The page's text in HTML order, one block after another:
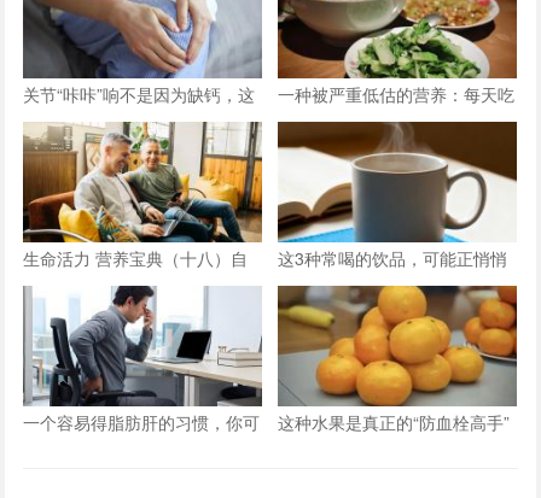
关节“咔咔”响不是因为缺钙，这
三种情况才是主因
一种被严重低估的营养：每天吃
点它，或能抵消熬夜伤害！
生命活力 营养宝典（十八）自
信应对男性更年期
这3种常喝的饮品，可能正悄悄
减少你的骨量
一个容易得脂肪肝的习惯，你可
这种水果是真正的“防血栓高手”